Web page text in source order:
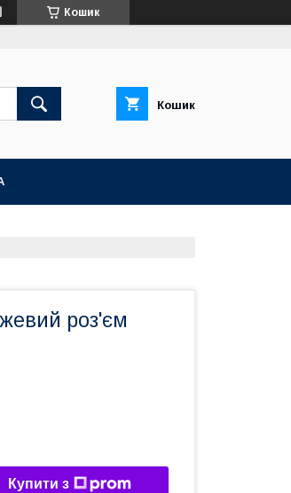
Кошик
Кошик
роз'єм
Купити з